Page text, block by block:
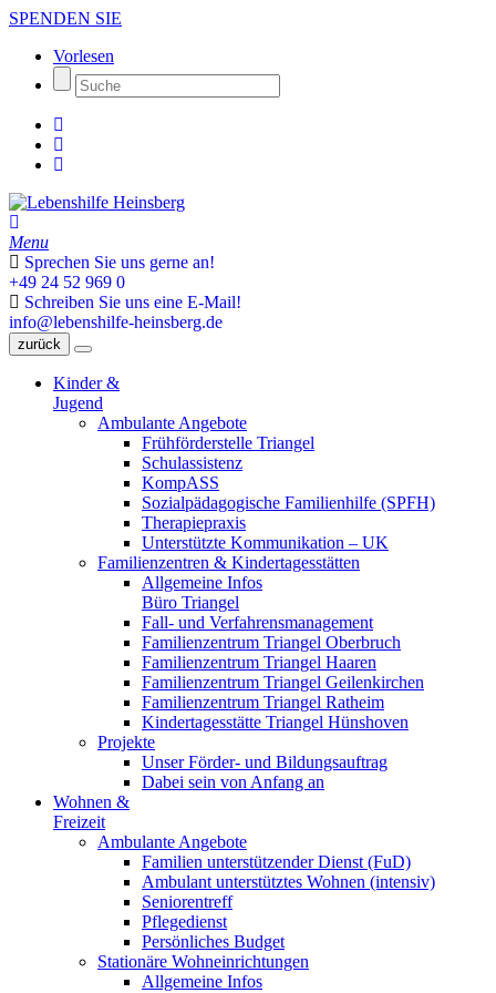
SPENDEN SIE
Vorlesen
Menu
Sprechen Sie uns gerne an!
+49 24 52 969 0
Schreiben Sie uns eine E-Mail!
info@lebenshilfe-heinsberg.de
zurück
Kinder &
Jugend
Ambulante Angebote
Frühförderstelle Triangel
Schulassistenz
KompASS
Sozialpädagogische Familienhilfe (SPFH)
Therapiepraxis
Unterstützte Kommunikation – UK
Familienzentren & Kindertagesstätten
Allgemeine Infos
Büro Triangel
Fall- und Verfahrensmanagement
Familienzentrum Triangel Oberbruch
Familienzentrum Triangel Haaren
Familienzentrum Triangel Geilenkirchen
Familienzentrum Triangel Ratheim
Kindertagesstätte Triangel Hünshoven
Projekte
Unser Förder- und Bildungsauftrag
Dabei sein von Anfang an
Wohnen &
Freizeit
Ambulante Angebote
Familien unterstützender Dienst (FuD)
Ambulant unterstütztes Wohnen (intensiv)
Seniorentreff
Pflegedienst
Persönliches Budget
Stationäre Wohneinrichtungen
Allgemeine Infos